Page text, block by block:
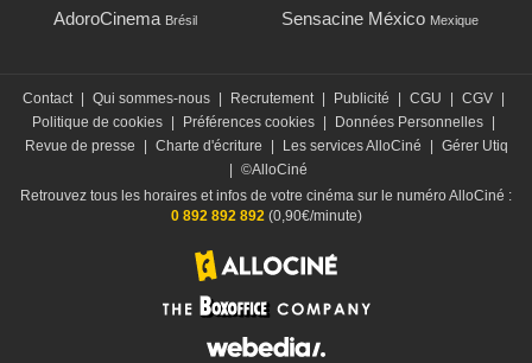
AdoroCinema Brésil Sensacine México Mexique
Contact Qui sommes-nous Recrutement Publicité CGU CGV
Politique de cookies
Préférences cookies Données Personnelles
Revue de presse
Charte d'écriture Les services AlloCiné
Gérer Utiq
©AlloCiné
Retrouvez tous les horaires et infos de votre cinéma sur le numéro AlloCiné :
0 892 892 892(0,90€/minute)